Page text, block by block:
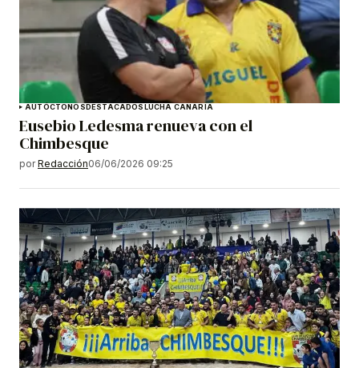
AUTÓCTONOSDESTACADOSLUCHA CANARIA
Eusebio Ledesma renueva con el
Chimbesque
por Redacción06/06/2026 09:25